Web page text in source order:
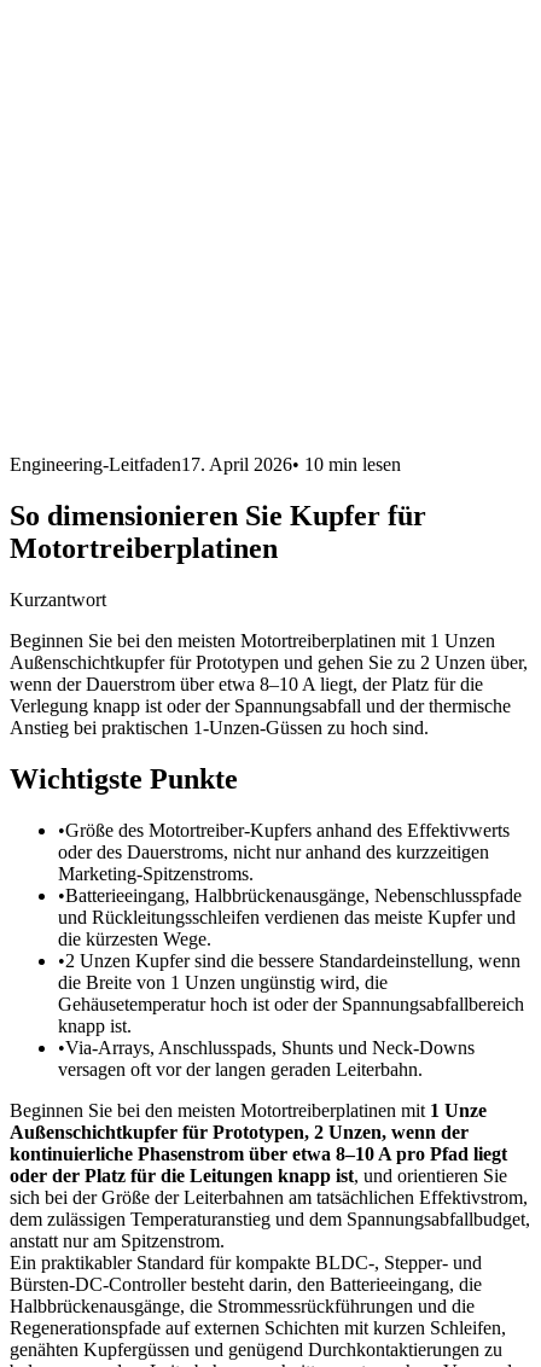
Engineering-Leitfaden17. April 2026• 10 min lesen
So dimensionieren Sie Kupfer für
Motortreiberplatinen
Kurzantwort
Beginnen Sie bei den meisten Motortreiberplatinen mit 1 Unzen
Außenschichtkupfer für Prototypen und gehen Sie zu 2 Unzen über,
wenn der Dauerstrom über etwa 8–10 A liegt, der Platz für die
Verlegung knapp ist oder der Spannungsabfall und der thermische
Anstieg bei praktischen 1-Unzen-Güssen zu hoch sind.
Wichtigste Punkte
•Größe des Motortreiber-Kupfers anhand des Effektivwerts
oder des Dauerstroms, nicht nur anhand des kurzzeitigen
Marketing-Spitzenstroms.
•Batterieeingang, Halbbrückenausgänge, Nebenschlusspfade
und Rückleitungsschleifen verdienen das meiste Kupfer und
die kürzesten Wege.
•2 Unzen Kupfer sind die bessere Standardeinstellung, wenn
die Breite von 1 Unzen ungünstig wird, die
Gehäusetemperatur hoch ist oder der Spannungsabfallbereich
knapp ist.
•Via-Arrays, Anschlusspads, Shunts und Neck-Downs
versagen oft vor der langen geraden Leiterbahn.
Beginnen Sie bei den meisten Motortreiberplatinen mit 1 Unze
Außenschichtkupfer für Prototypen, 2 Unzen, wenn der
kontinuierliche Phasenstrom über etwa 8–10 A pro Pfad liegt
oder der Platz für die Leitungen knapp ist, und orientieren Sie
sich bei der Größe der Leiterbahnen am tatsächlichen Effektivstrom,
dem zulässigen Temperaturanstieg und dem Spannungsabfallbudget,
anstatt nur am Spitzenstrom.
Ein praktikabler Standard für kompakte BLDC-, Stepper- und
Bürsten-DC-Controller besteht darin, den Batterieeingang, die
Halbbrückenausgänge, die Strommessrückführungen und die
Regenerationspfade auf externen Schichten mit kurzen Schleifen,
genähten Kupfergüssen und genügend Durchkontaktierungen zu